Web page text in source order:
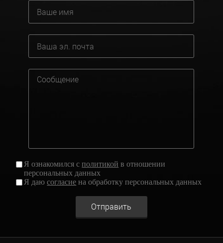
Я ознакомился сполитикой в отношении
персональных данных
Я даюсогласие на обработку персональных данных
Отправить